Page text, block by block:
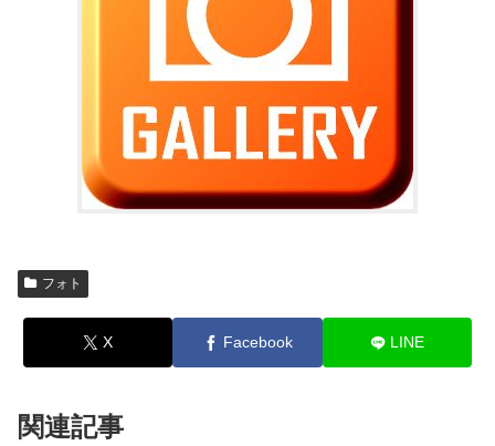
フォト
X Facebook LINE
関連記事